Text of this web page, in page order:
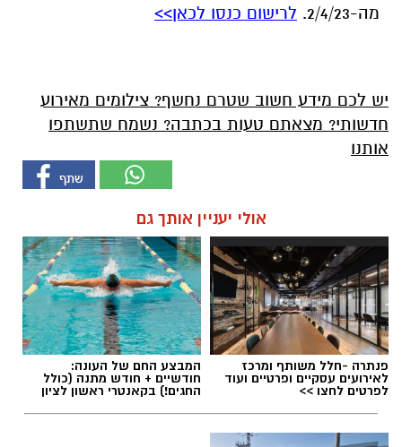
מה-2/4/23.
לרישום כנסו לכאן>>
יש לכם מידע חשוב שטרם נחשף? צילומים מאירוע
חדשותי? מצאתם טעות בכתבה? נשמח שתשתפו
אותנו
אולי יעניין אותך גם
פנתרה -חלל משותף ומרכז
לאירועים עסקיים ופרטיים ועוד
לפרטים לחצו >>
המבצע החם של העונה:
חודשיים + חודש מתנה (כולל
החגים!) בקאנטרי ראשון לציון